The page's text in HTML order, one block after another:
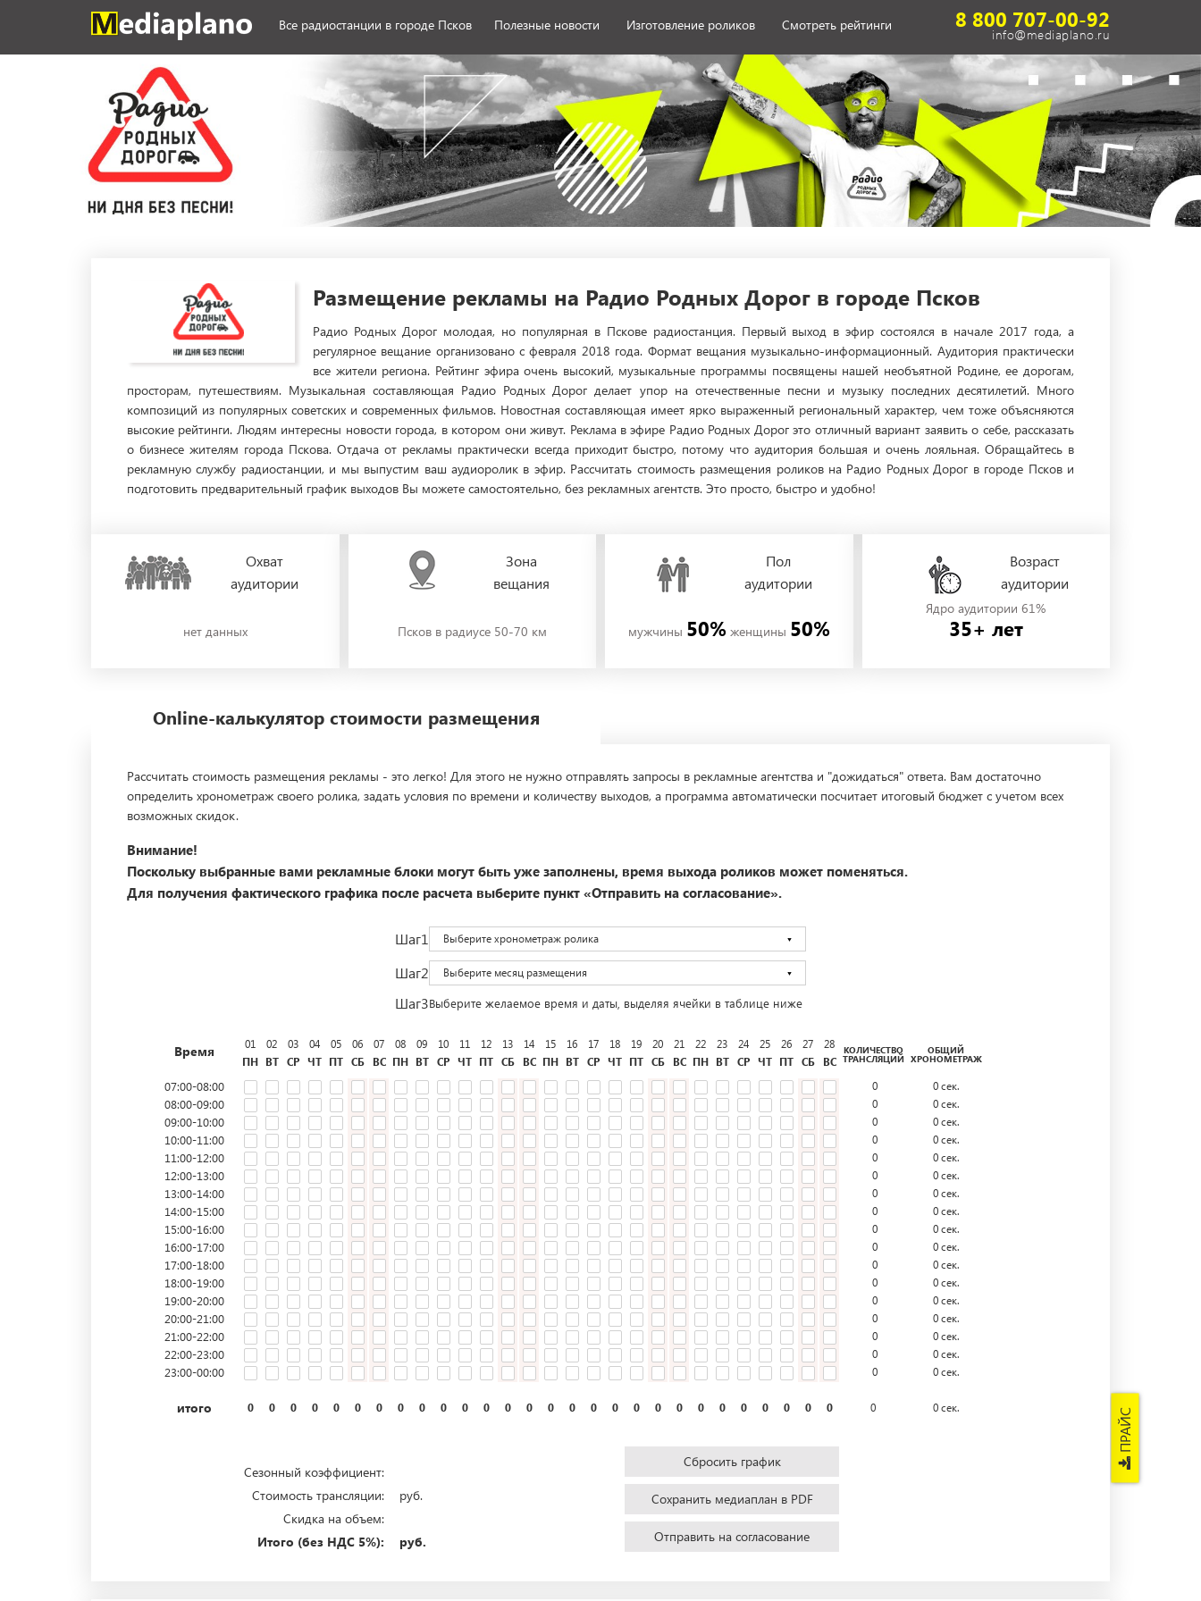
Все радиостанции в городе Псков Полезные новости Изготовление роликов Смотреть рейтинги 8 800 707-00-92
info@mediaplano.ru
Размещение рекламы на Радио Родных Дорог в городе Псков
Радио Родных Дорог молодая, но популярная в Пскове радиостанция. Первый выход в эфир состоялся в начале 2017 года, а
регулярное вещание организовано с февраля 2018 года. Формат вещания музыкально-информационный. Аудитория практически
все жители региона. Рейтинг эфира очень высокий, музыкальные программы посвящены нашей необъятной Родине, ее дорогам,
просторам, путешествиям. Музыкальная составляющая Радио Родных Дорог делает упор на отечественные песни и музыку последних десятилетий. Много
композиций из популярных советских и современных фильмов. Новостная составляющая имеет ярко выраженный региональный характер, чем тоже объясняются
высокие рейтинги. Людям интересны новости города, в котором они живут. Реклама в эфире Радио Родных Дорог это отличный вариант заявить о себе, рассказать
о бизнесе жителям города Пскова. Отдача от рекламы практически всегда приходит быстро, потому что аудитория большая и очень лояльная. Обращайтесь в
рекламную службу радиостанции, и мы выпустим ваш аудиоролик в эфир. Рассчитать стоимость размещения роликов на Радио Родных Дорог в городе Псков и
подготовить предварительный график выходов Вы можете самостоятельно, без рекламных агентств. Это просто, быстро и удобно!
Охват
аудитории
нет данных
Зона
вещания
Псков в радиусе 50-70 км
Пол
аудитории
мужчины 50% женщины 50%
Возраст
аудитории
Ядро аудитории 61%
35+ лет
ПРАЙС
Online-калькулятор стоимости размещения
Рассчитать стоимость размещения рекламы - это легко! Для этого не нужно отправлять запросы в рекламные агентства и "дожидаться" ответа. Вам достаточно
определить хронометраж своего ролика, задать условия по времени и количеству выходов, а программа автоматически посчитает итоговый бюджет с учетом всех
возможных скидок.
Внимание!
Поскольку выбранные вами рекламные блоки могут быть уже заполнены, время выхода роликов может поменяться.
Для получения фактического графика после расчета выберите пункт «Отправить на согласование».
Шаг1 Выберите хронометраж ролика
Шаг2 Выберите месяц размещения
Шаг3Выберите желаемое время и даты, выделяя ячейки в таблице ниже
Время
01
ПН
02
ВТ
03
СР
04
ЧТ
05
ПТ
06
СБ
07
ВС
08
ПН
09
ВТ
10
СР
11
ЧТ
12
ПТ
13
СБ
14
ВС
15
ПН
16
ВТ
17
СР
18
ЧТ
19
ПТ
20
СБ
21
ВС
22
ПН
23
ВТ
24
СР
25
ЧТ
26
ПТ
27
СБ
28
ВС
КОЛИЧЕСТВО
ТРАНСЛЯЦИЙ
ОБЩИЙ
ХРОНОМЕТРАЖ
07:00-08:00 0 0сек.
08:00-09:00 0 0сек.
09:00-10:00 0 0сек.
10:00-11:00 0 0сек.
11:00-12:00 0 0сек.
12:00-13:00 0 0сек.
13:00-14:00 0 0сек.
14:00-15:00 0 0сек.
15:00-16:00 0 0сек.
16:00-17:00 0 0сек.
17:00-18:00 0 0сек.
18:00-19:00 0 0сек.
19:00-20:00 0 0сек.
20:00-21:00 0 0сек.
21:00-22:00 0 0сек.
22:00-23:00 0 0сек.
23:00-00:00 0 0сек.
итого 0 0 0 0 0 0 0 0 0 0 0 0 0 0 0 0 0 0 0 0 0 0 0 0 0 0 0 0 0 0сек.
Сезонный коэффициент:
Стоимость трансляции:
руб.
Скидка на объем:
Итого (без НДС 5%):
руб.
Сбросить график
Сохранить медиаплан в PDF
Отправить на согласование